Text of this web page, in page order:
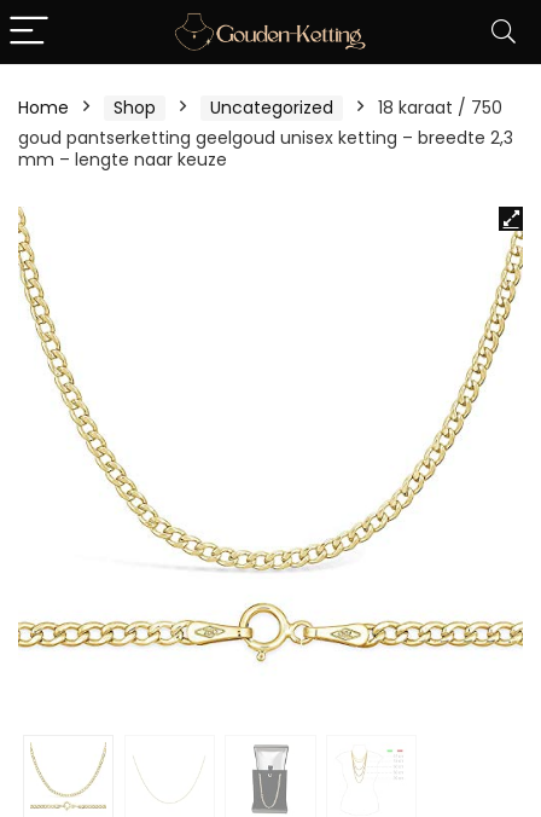
Home Shop Uncategorized
18 karaat / 750
goud pantserketting geelgoud unisex ketting – breedte 2,3
mm – lengte naar keuze